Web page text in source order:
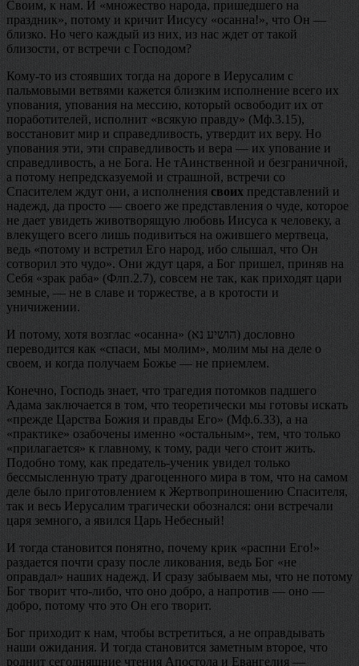
Своим, к нам. И «множество народа, пришедшего на
праздник», потому и кричит Иисусу «осанна!», что Он —
близко. Но чего каждый из них, из нас ждет от такой
близости, от встречи с Господом?
Кому-то из стоявших тогда на дороге в Иерусалим с
пальмовыми ветвями кажется близким исполнение всего их
упования, упования на мессию, который освободит их от
поработителей, исполнит «всякую правду» (Мф.3.15),
восстановит мир и справедливость, утвердит их веру. Но
упования эти, эти справедливость и вера — их упование и
справедливость, а не Бога. Не тАинственной и безграничной,
а потому непредсказуемой и страшной, встречи со
Спасителем ждут они, а исполнения своих представлений и
надежд, да просто — своего же представления о чуде, которое
не дает увидеть животворящую любовь Иисуса к человеку, а
влекущего всего лишь подивиться на ожившего мертвеца,
ведь «потому и встретил Его народ, ибо слышал, что Он
сотворил это чудо». Они ждут царя, а Бог пришел, приняв на
Себя «зрак раба» (Флп.2.7), совсем не так, как приходят цари
земные, — не в славе и торжестве, а в кротости и
уничижении.
И потому, хотя возглас «осанна» (הושיע נא‎) дословно
переводится как «спаси, мы молим», молим мы на деле о
своем, и когда получаем Божье — не приемлем.
Конечно, Господь знает, что трагедия потомков падшего
Адама заключается в том, что теоретически мы готовы искать
«прежде Царства Божия и правды Его» (Мф.6.33), а на
«практике» озабочены именно «остальным», тем, что только
«прилагается» к главному, к тому, ради чего стоит жить.
Подобно тому, как предатель-ученик увидел только
бессмысленную трату драгоценного мира в том, что на самом
деле было приготовлением к Жертвоприношению Спасителя,
так и весь Иерусалим трагически обознался: они встречали
царя земного, а явился Царь Небесный!
И тогда становится понятно, почему крик «распни Его!»
раздается почти сразу после ликования, ведь Бог «не
оправдал» наших надежд. И сразу забываем мы, что не потому
Бог творит что-либо, что оно добро, а напротив — оно —
добро, потому что это Он его творит.
Бог приходит к нам, чтобы встретиться, а не оправдывать
наши ожидания. И тогда становится заметным второе, что
роднит сегодняшние чтения Апостола и Евангелия —